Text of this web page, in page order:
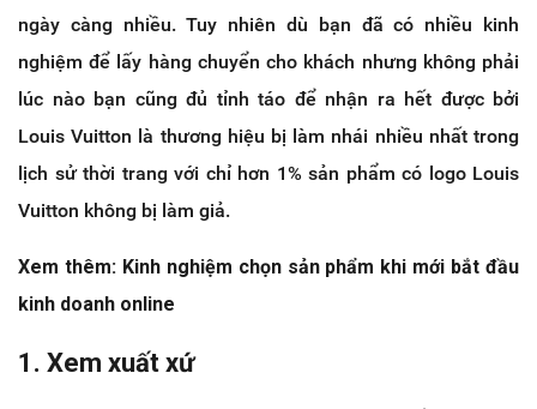
ngày càng nhiều. Tuy nhiên dù bạn đã có nhiều kinh
nghiệm để lấy hàng chuyển cho khách nhưng không phải
lúc nào bạn cũng đủ tỉnh táo để nhận ra hết được bởi
Louis Vuitton là thương hiệu bị làm nhái nhiều nhất trong
lịch sử thời trang với chỉ hơn 1% sản phẩm có logo Louis
Vuitton không bị làm giả.
Xem thêm: Kinh nghiệm chọn sản phẩm khi mới bắt đầu
kinh doanh online
1. Xem xuất xứ